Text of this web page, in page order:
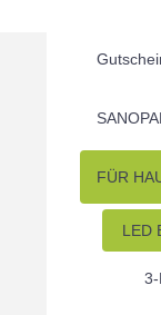
FÜR
LED